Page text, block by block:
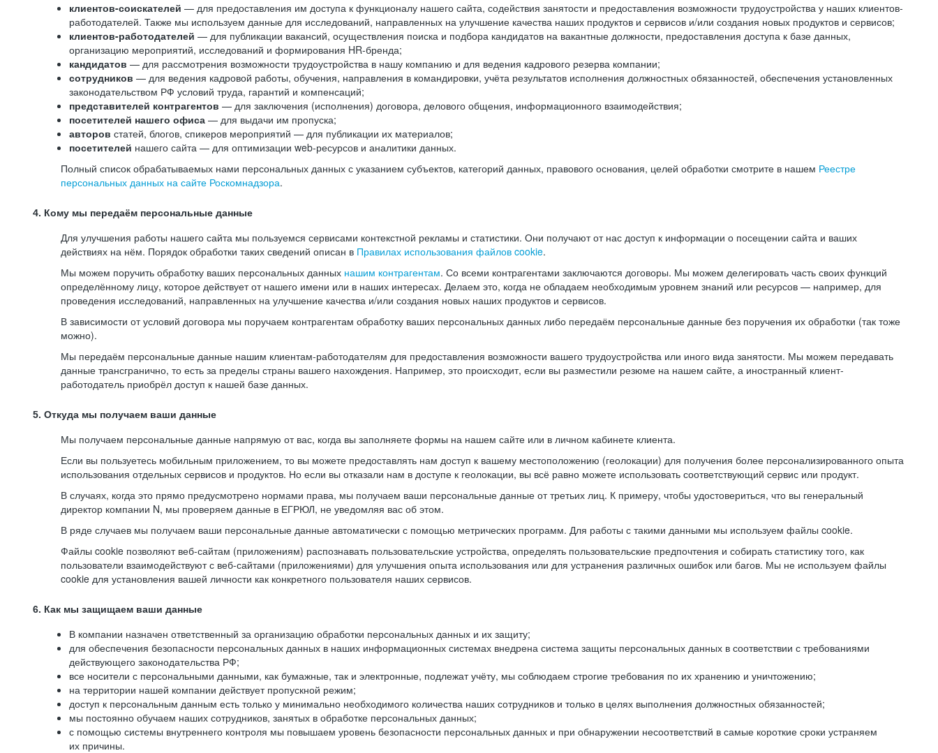
клиентов-соискателей — для предоставления им доступа к функционалу нашего сайта, содействия занятости и предоставления возможности трудоустройства у наших клиентов-
работодателей. Также мы используем данные для исследований, направленных на улучшение качества наших продуктов и сервисов и/или создания новых продуктов и сервисов;
клиентов-работодателей — для публикации вакансий, осуществления поиска и подбора кандидатов на вакантные должности, предоставления доступа к базе данных,
организацию мероприятий, исследований и формирования HR-бренда;
кандидатов — для рассмотрения возможности трудоустройства в нашу компанию и для ведения кадрового резерва компании;
сотрудников — для ведения кадровой работы, обучения, направления в командировки, учёта результатов исполнения должностных обязанностей, обеспечения установленных
законодательством РФ условий труда, гарантий и компенсаций;
представителей контрагентов — для заключения (исполнения) договора, делового общения, информационного взаимодействия;
посетителей нашего офиса — для выдачи им пропуска;
авторов статей, блогов, спикеров мероприятий — для публикации их материалов;
посетителей нашего сайта — для оптимизации web-ресурсов и аналитики данных.
Полный список обрабатываемых нами персональных данных с указанием субъектов, категорий данных, правового основания, целей обработки смотрите в нашем Реестре
персональных данных на сайте Роскомнадзора.
4. Кому мы передаём персональные данные
Для улучшения работы нашего сайта мы пользуемся сервисами контекстной рекламы и статистики. Они получают от нас доступ к информации о посещении сайта и ваших
действиях на нём. Порядок обработки таких сведений описан в Правилах использования файлов cookie.
Мы можем поручить обработку ваших персональных данных нашим контрагентам. Со всеми контрагентами заключаются договоры. Мы можем делегировать часть своих функций
определённому лицу, которое действует от нашего имени или в наших интересах. Делаем это, когда не обладаем необходимым уровнем знаний или ресурсов — например, для
проведения исследований, направленных на улучшение качества и/или создания новых наших продуктов и сервисов.
В зависимости от условий договора мы поручаем контрагентам обработку ваших персональных данных либо передаём персональные данные без поручения их обработки (так тоже
можно).
Мы передаём персональные данные нашим клиентам-работодателям для предоставления возможности вашего трудоустройства или иного вида занятости. Мы можем передавать
данные трансгранично, то есть за пределы страны вашего нахождения. Например, это происходит, если вы разместили резюме на нашем сайте, а иностранный клиент-
работодатель приобрёл доступ к нашей базе данных.
5. Откуда мы получаем ваши данные
Мы получаем персональные данные напрямую от вас, когда вы заполняете формы на нашем сайте или в личном кабинете клиента.
Если вы пользуетесь мобильным приложением, то вы можете предоставлять нам доступ к вашему местоположению (геолокации) для получения более персонализированного опыта
использования отдельных сервисов и продуктов. Но если вы отказали нам в доступе к геолокации, вы всё равно можете использовать соответствующий сервис или продукт.
В случаях, когда это прямо предусмотрено нормами права, мы получаем ваши персональные данные от третьих лиц. К примеру, чтобы удостовериться, что вы генеральный
директор компании N, мы проверяем данные в ЕГРЮЛ, не уведомляя вас об этом.
В ряде случаев мы получаем ваши персональные данные автоматически с помощью метрических программ. Для работы с такими данными мы используем файлы cookie.
Файлы cookie позволяют веб-сайтам (приложениям) распознавать пользовательские устройства, определять пользовательские предпочтения и собирать статистику того, как
пользователи взаимодействуют с веб-сайтами (приложениями) для улучшения опыта использования или для устранения различных ошибок или багов. Мы не используем файлы
cookie для установления вашей личности как конкретного пользователя наших сервисов.
6. Как мы защищаем ваши данные
В компании назначен ответственный за организацию обработки персональных данных и их защиту;
для обеспечения безопасности персональных данных в наших информационных системах внедрена система защиты персональных данных в соответствии с требованиями
действующего законодательства РФ;
все носители с персональными данными, как бумажные, так и электронные, подлежат учёту, мы соблюдаем строгие требования по их хранению и уничтожению;
на территории нашей компании действует пропускной режим;
доступ к персональным данным есть только у минимально необходимого количества наших сотрудников и только в целях выполнения должностных обязанностей;
мы постоянно обучаем наших сотрудников, занятых в обработке персональных данных;
с помощью системы внутреннего контроля мы повышаем уровень безопасности персональных данных и при обнаружении несоответствий в самые короткие сроки устраняем
их причины.